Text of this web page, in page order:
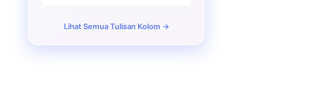
Lihat Semua Tulisan Kolom →